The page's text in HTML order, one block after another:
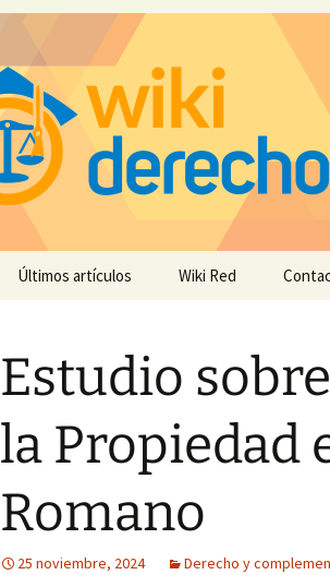
Últimos artículos Wiki Red
Estudio
la Propiedad
Romano
25 noviembre, 2024 Derecho y